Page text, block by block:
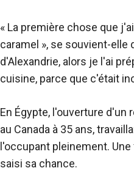
« La première chose que
caramel », se souvient-elle
d'Alexandrie, alors je l'ai
cuisine, parce que c'était
En Égypte, l'ouverture d'un
au Canada à 35 ans,
l'occupant pleinement.
saisi sa chance.